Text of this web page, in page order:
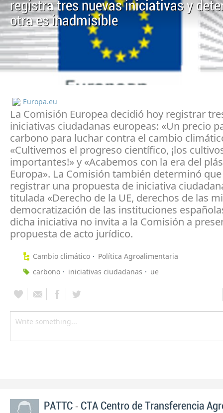
registra tres nuevas iniciativas y
otra es inadmisible
Europa.eu
La Comisión Europea decidió hoy registrar
iniciativas ciudadanas europeas: «Un precio
carbono para luchar contra el cambio
«Cultivemos el progreso científico, ¡los
importantes!» y «Acabemos con la era del
Europa». La Comisión también determinó
registrar una propuesta de iniciativa
titulada «Derecho de la UE, derechos de las
democratización de las instituciones
dicha iniciativa no invita a la Comisión a
propuesta de acto jurídico.
Cambio climático
Política Agroalimentaria
carbono
iniciativas ciudadanas ue
PATTC - CTA Centro de Transferencia